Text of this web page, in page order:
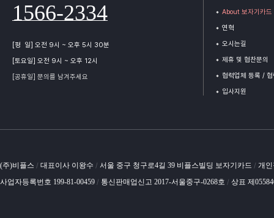
1566-2334
[평 일] 오전 9시 ~ 오후 5시 30분
[토요일] 오전 9시 ~ 오후 12시
[공휴일] 문의를 남겨주세요
About 보자기카드
연혁
오시는길
제휴 및 협찬문의
협력업체 등록 /
입사지원
(주)비플스 / 대표이사 이왕수 / 서울 중구 청구로4길 39 비플스빌딩 보자기카드 / 개
사업자등록번호 199-81-00459 / 통신판매업신고 2017-서울중구-0268호 / 상표 제